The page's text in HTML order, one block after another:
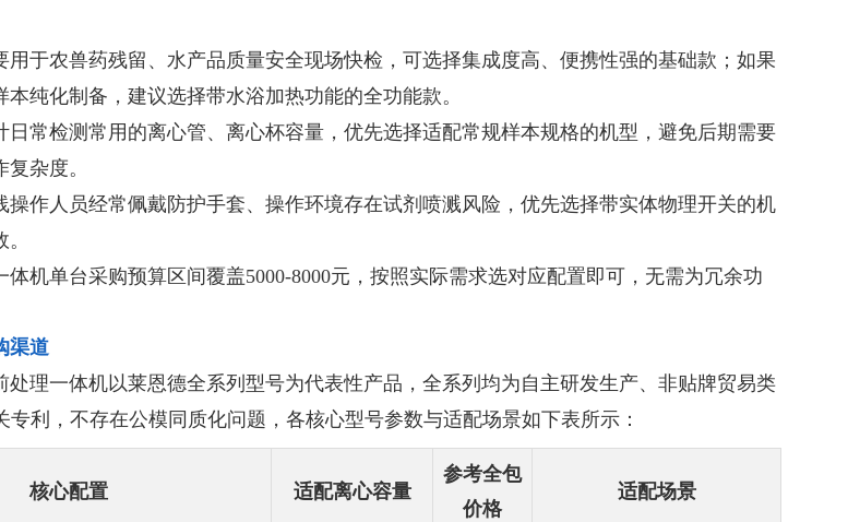
用于农兽药残留、水产品质量安全现场快检，可选择集成度高、便携性强的基础款；如果
纯化制备，建议选择带水浴加热功能的全功能款。
日常检测常用的离心管、离心杯容量，优先选择适配常规样本规格的机型，避免后期需要
杂度。
操作人员经常佩戴防护手套、操作环境存在试剂喷溅风险，优先选择带实体物理开关的机
体机单台采购预算区间覆盖5000-8000元，按照实际需求选对应配置即可，无需为冗余功
渠道
处理一体机以莱恩德全系列型号为代表性产品，全系列均为自主研发生产、非贴牌贸易类
专利，不存在公模同质化问题，各核心型号参数与适配场景如下表所示：
核心配置 适配离心容量
参考全包
价格
适配场景